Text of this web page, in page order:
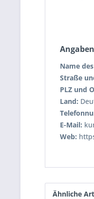
Name
Straße
PLZ und
Land:
E-Mail:
Web:
Ähnliche